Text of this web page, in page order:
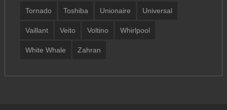
Tornado Toshiba Unionaire Universal
Vaillant Veito Voltino Whirlpool
White Whale Zahran